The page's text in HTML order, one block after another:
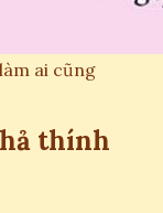
ai cũng
thính